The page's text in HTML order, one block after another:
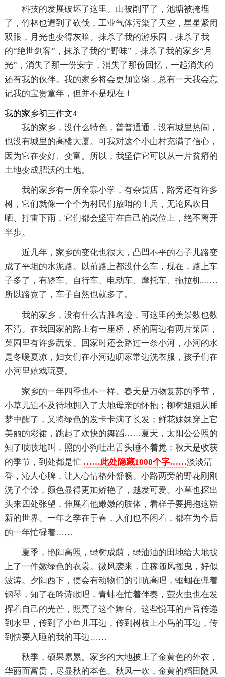
科技的发展破坏了这里。山被削平了，池塘被掩埋
了，竹林也遭到了砍伐，工业气体污染了天空，星星紧闭
双眼，月光也变得灰暗。抹杀了我的游乐园，抹杀了我
的“绝世剑客”，抹杀了我的“野味”，抹杀了我的家乡“月
光”，消失了那一份安宁，消失了那份回忆，一起消失的
还有我的伙伴。我的家乡将会更加富饶，总有一天我会忘
记我的宝贵童年，但并不是现在！
我的家乡初三作文4
我的家乡，没什么特色，普普通通，没有城里热闹，
也没有城里的高楼大厦。可我对这个小山村充满了信心，
因为它在变好、变富。所以，我坚信它可以从一片贫瘠的
土地变成肥沃的土地。
我的家乡有一所全寨小学，有杂货店，路旁还有许多
树，它们就像一个个为村民们放哨的士兵，无论风吹日
晒、打雷下雨，它们都会坚守在自己的岗位上，绝不离开
半步。
近几年，家乡的变化也很大，凸凹不平的石子儿路变
成了平坦的水泥路。以前路上都没什么车，现在，路上车
子多了，有轿车、自行车、电动车、摩托车、拖拉机……
所以路宽了，车子自然也就多了。
我的家乡，没有什么古胜名迹，可这里的美景数也数
不清。在我回家的路上有一座桥，桥的两边有两片菜园，
菜园里有许多蔬菜。回家时还会路过一条小河，小河的水
是冬暖夏凉，妇女们在小河边叨家常边洗衣服，孩子们在
小河里嬉戏玩耍。
家乡的一年四季也不一样。春天是万物复苏的季节，
小草儿迫不及待地拥入了大地母亲的怀抱；柳树姐姐从睡
梦中醒了，又将绿色的发卡卡满了长发；鲜花妹妹穿上它
美丽的彩裙，跳起了欢快的舞蹈……夏天，太阳公公照的
知了吱吱地叫，照的小狗吐出舌头睡不着觉；秋天是收获
的季节，到处都是忙 ……此处隐藏1008个字……淡淡清
香，沁人心脾，让人心情格外舒畅。小路两旁的野花刚刚
洗了个澡，颜色显得更加娇艳了，越发可爱。小草也探出
头来四处张望，伸展着他嫩嫩的肢体，看样子要拥抱这崭
新的世界。一年之季在于春，人们也不闲着，都在为今后
的一年忙碌着……
夏季，艳阳高照，绿树成荫，绿油油的田地给大地披
上了一件嫩绿色的衣裳。微风袭来，庄稼随风摇曳，好似
波涛。夕阳西下，便会有动物们的引吭高唱，蝈蝈在弹着
钢琴，知了在吟诗歌唱，青蛙在忙着伴奏，萤火虫也在发
挥着自己的光芒，照亮了这个舞台。这些悦耳的声音传递
到水里，传到了小鱼儿耳边，传到树枝上小鸟的耳边，传
到快要入睡的我的耳边……
秋季，硕果累累。家乡的大地披上了金黄色的外衣，
华丽而富贵，尽显秋的本色。秋风一吹，金黄的稻田随风